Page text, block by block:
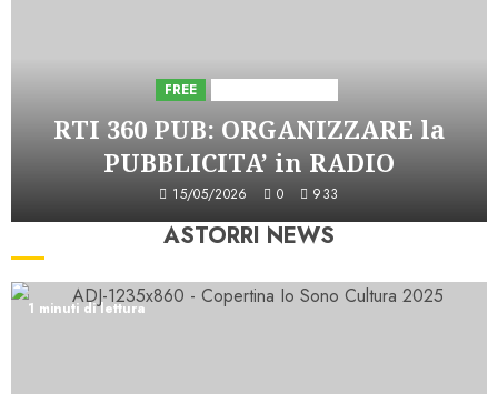
FREE
RTI 360 PUB: ORGANIZZARE la
PUBBLICITA’ in RADIO
15/05/2026 0 933
ASTORRI NEWS
1 minuti di lettura